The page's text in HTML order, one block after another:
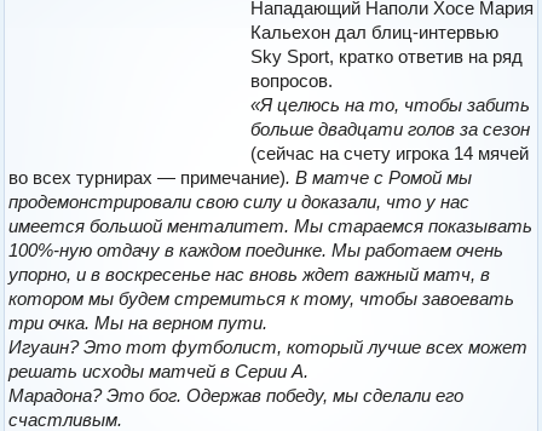
Нападающий Наполи Хосе Мария
Кальехон дал блиц-интервью
Sky Sport, кратко ответив на ряд
вопросов.
«Я целюсь на то, чтобы забить
больше двадцати голов за сезон
(сейчас на счету игрока 14 мячей
во всех турнирах — примечание). В матче с Ромой мы
продемонстрировали свою силу и доказали, что у нас
имеется большой менталитет. Мы стараемся показывать
100%-ную отдачу в каждом поединке. Мы работаем очень
упорно, и в воскресенье нас вновь ждет важный матч, в
котором мы будем стремиться к тому, чтобы завоевать
три очка. Мы на верном пути.
Игуаин? Это тот футболист, который лучше всех может
решать исходы матчей в Серии А.
Марадона? Это бог. Одержав победу, мы сделали его
счастливым.